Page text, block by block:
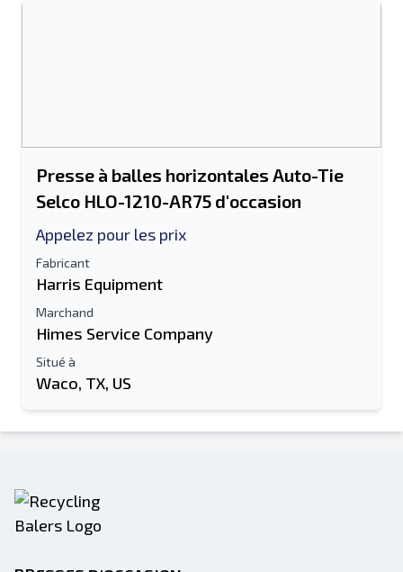
Presse à balles horizontales Auto-Tie
Selco HLO-1210-AR75 d'occasion
Appelez pour les prix
Fabricant
Harris Equipment
Marchand
Himes Service Company
Situé à
Waco, TX, US